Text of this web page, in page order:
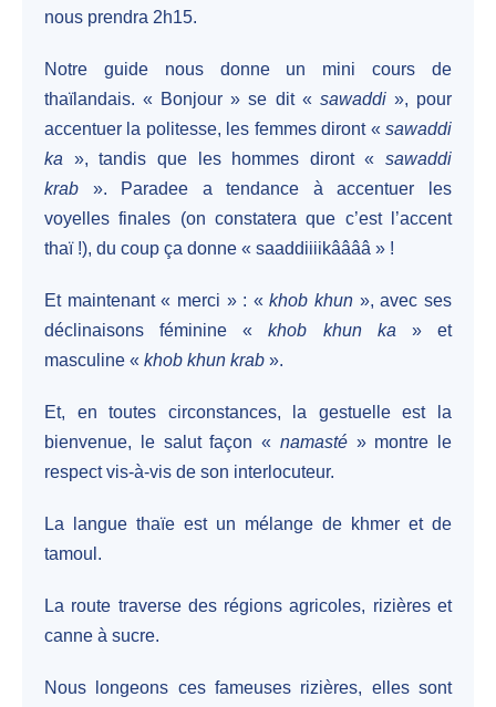
nous prendra 2h15.
Notre guide nous donne un mini cours de
thaïlandais. « Bonjour » se dit « sawaddi», pour
accentuer la politesse, les femmes diront « sawaddi
ka », tandis que les hommes diront « sawaddi
krab ». Paradee a tendance à accentuer les
voyelles finales (on constatera que c’est l’accent
thaï !), du coup ça donne « saaddiiiikââââ » !
Et maintenant « merci » : «khob khun », avec ses
déclinaisons féminine «khob khun ka » et
masculine « khob khun krab ».
Et, en toutes circonstances, la gestuelle est la
bienvenue, le salut façon « namasté» montre le
respect vis-à-vis de son interlocuteur.
La langue thaïe est un mélange de khmer et de
tamoul.
La route traverse des régions agricoles, rizières et
canne à sucre.
Nous longeons ces fameuses rizières, elles sont